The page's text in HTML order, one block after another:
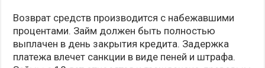
Возврат средств производится с набежавшими
процентами. Займ должен быть полностью
выплачен в день закрытия кредита. Задержка
платежа влечет санкции в виде пеней и штрафа.